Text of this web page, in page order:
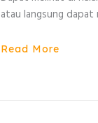
atau langsung dapat
Read More